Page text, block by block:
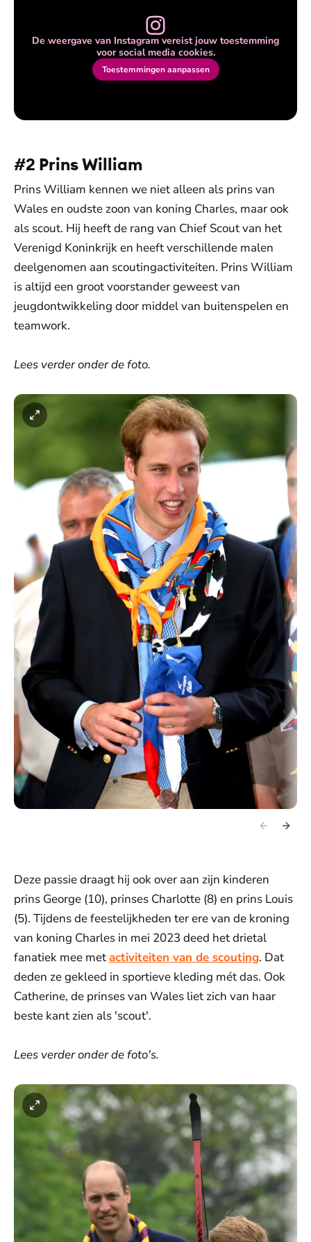
De weergave van Instagram vereist jouw toestemming
voor social media cookies.
Toestemmingen aanpassen
#2 Prins William
Prins William kennen we niet alleen als prins van
Wales en oudste zoon van koning Charles, maar ook
als scout. Hij heeft de rang van Chief Scout van het
Verenigd Koninkrijk en heeft verschillende malen
deelgenomen aan scoutingactiviteiten. Prins William
is altijd een groot voorstander geweest van
jeugdontwikkeling door middel van buitenspelen en
teamwork.
Lees verder onder de foto.
Deze passie draagt hij ook over aan zijn kinderen
prins George (10), prinses Charlotte (8) en prins Louis
(5). Tijdens de feestelijkheden ter ere van de kroning
van koning Charles in mei 2023 deed het drietal
fanatiek mee metactiviteiten van de scouting. Dat
deden ze gekleed in sportieve kleding mét das. Ook
Catherine, de prinses van Wales liet zich van haar
beste kant zien als 'scout'.
Lees verder onder de foto's.